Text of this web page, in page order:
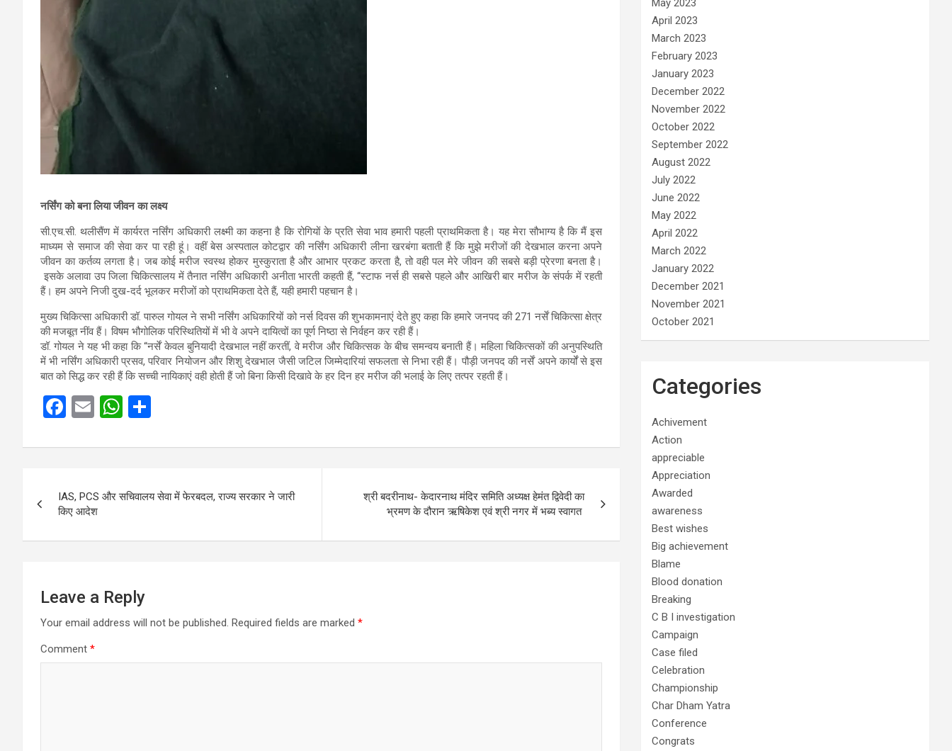
नर्सिंग को बना लिया जीवन का लक्ष्य
सी.एच.सी. थलीसैंण में कार्यरत नर्सिंग अधिकारी लक्ष्मी का कहना है कि रोगियों के प्रति सेवा भाव हमारी पहली प्राथमिकता है। यह मेरा सौभाग्य है कि मैं इस
माध्यम से समाज की सेवा कर पा रही हूं। वहीं बेस अस्पताल कोटद्वार की नर्सिंग अधिकारी लीना खरबंगा बताती हैं कि मुझे मरीजों की देखभाल करना अपने
जीवन का कर्तव्य लगता है। जब कोई मरीज स्वस्थ होकर मुस्कुराता है और आभार प्रकट करता है, तो वही पल मेरे जीवन की सबसे बड़ी प्रेरणा बनता है।
इसके अलावा उप जिला चिकित्सालय में तैनात नर्सिंग अधिकारी अनीता भारती कहती हैं, “स्टाफ नर्स ही सबसे पहले और आखिरी बार मरीज के संपर्क में रहती
हैं। हम अपने निजी दुख-दर्द भूलकर मरीजों को प्राथमिकता देते हैं, यही हमारी पहचान है।
मुख्य चिकित्सा अधिकारी डॉ. पारुल गोयल ने सभी नर्सिंग अधिकारियों को नर्स दिवस की शुभकामनाएं देते हुए कहा कि हमारे जनपद की 271 नर्सें चिकित्सा क्षेत्र
की मजबूत नींव हैं। विषम भौगोलिक परिस्थितियों में भी वे अपने दायित्वों का पूर्ण निष्ठा से निर्वहन कर रही हैं।
डॉ. गोयल ने यह भी कहा कि “नर्सें केवल बुनियादी देखभाल नहीं करतीं, वे मरीज और चिकित्सक के बीच समन्वय बनाती हैं। महिला चिकित्सकों की अनुपस्थिति
में भी नर्सिंग अधिकारी प्रसव, परिवार नियोजन और शिशु देखभाल जैसी जटिल जिम्मेदारियां सफलता से निभा रही हैं। पौड़ी जनपद की नर्सें अपने कार्यों से इस
बात को सिद्ध कर रही हैं कि सच्ची नायिकाएं वही होती हैं जो बिना किसी दिखावे के हर दिन हर मरीज की भलाई के लिए तत्पर रहती हैं।
F
ce
o
o
k
E
ail
W
at
A
p
ar
navigation
IAS, PCS और सचिवालय सेवा में फेरबदल, राज्य सरकार ने जारी
किए आदेश
श्री बदरीनाथ- केदारनाथ मंदिर समिति अध्यक्ष हेमंत द्विवेदी का
भ्रमण के दौरान ऋषिकेश एवं श्री नगर में भब्य स्वागत
Leave a Reply
Your email address will not be published. Required fields are marked *
Comment *
May 2023
April 2023
March 2023
February 2023
January 2023
December 2022
November 2022
October 2022
September 2022
August 2022
July 2022
June 2022
May 2022
April 2022
March 2022
January 2022
December 2021
November 2021
October 2021
Categories
Achivement
Action
appreciable
Appreciation
Awarded
awareness
Best wishes
Big achievement
Blame
Blood donation
Breaking
C B I investigation
Campaign
Case filed
Celebration
Championship
Char Dham Yatra
Conference
Congrats